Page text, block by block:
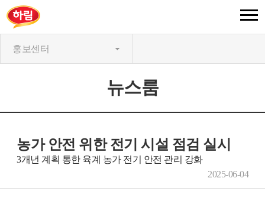
홍보센터
뉴스룸
농가 안전 위한 전기 시설 점검 실시
3개년 계획 통한 육계 농가 전기 안전 관리 강화
2025-06-04